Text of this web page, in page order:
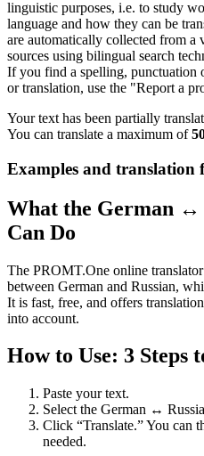
linguistic purposes, i.e. to study
language and how they can be
are automatically collected from
sources using bilingual search
If you find a spelling, punctuation
or translation, use the "Report a
Your text has been partially
You can translate a maximum of
Examples and translation
What the German ↔
Can Do
The PROMT.One online
between German and Russian,
It is fast, free, and offers
into account.
How to Use: 3 Steps
Paste your text.
Select the German ↔
Click “Translate.” You can
needed.